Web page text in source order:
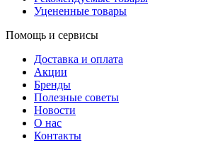
Уцененные товары
Помощь и сервисы
Доставка и оплата
Акции
Бренды
Полезные советы
Новости
О нас
Контакты